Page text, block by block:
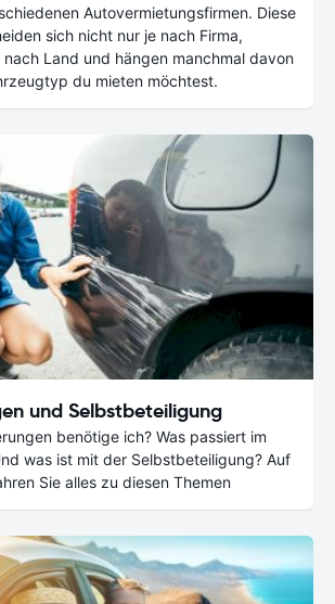
Autovermietungsfirmen. Diese
sich nicht nur je nach Firma,
nach Land und hängen manchmal davon
du mieten möchtest.
und Selbstbeteiligung
benötige ich? Was passiert im
was ist mit der Selbstbeteiligung? Auf
Sie alles zu diesen Themen